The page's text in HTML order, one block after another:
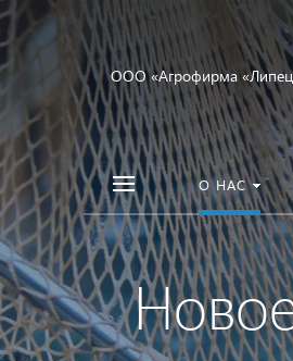
ООО «Агрофирма
О НАС